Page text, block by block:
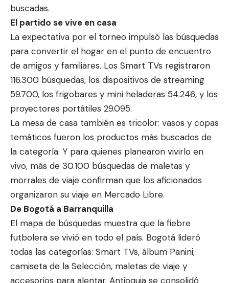
buscadas.
El partido se vive en casa
La expectativa por el torneo impulsó las búsquedas
para convertir el hogar en el punto de encuentro
de amigos y familiares. Los Smart TVs registraron
116.300 búsquedas, los dispositivos de streaming
59.700, los frigobares y mini heladeras 54.246, y los
proyectores portátiles 29.095.
La mesa de casa también es tricolor: vasos y copas
temáticos fueron los productos más buscados de
la categoría. Y para quienes planearon vivirlo en
vivo, más de 30.100 búsquedas de maletas y
morrales de viaje confirman que los aficionados
organizaron su viaje en Mercado Libre.
De Bogotá a Barranquilla
El mapa de búsquedas muestra que la fiebre
futbolera se vivió en todo el país. Bogotá lideró
todas las categorías: Smart TVs, álbum Panini,
camiseta de la Selección, maletas de viaje y
accesorios para alentar. Antioquia se consolidó